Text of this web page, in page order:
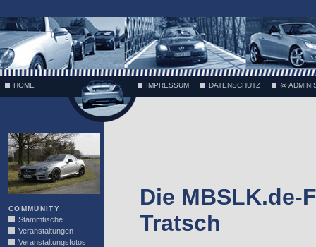
;
HOME IMPRESSUM DATENSCHUTZ @
COMMUNITY
Stammtische
Veranstaltungen
Veranstaltungsfotos
Die MBSLK.de-
Tratsch